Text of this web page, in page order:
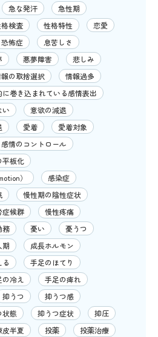
急な発汗
急性期
検査 性格特性
恋愛
恐怖症
息苦しさ
悪夢障害
悲しみ
の取捨選択
情報過多
に巻き込まれている感情表出
い
意欲の減退
愛着
愛着対象
感情のコントロール
平板化
）
感染症
慢性期の陰性症状
症候群
慢性疼痛
務 憂い
憂うつ
期
成長ホルモン
手足のほてり
冷え
手足の痺れ
抑うつ
抑うつ感
状態 抑うつ症状
抑圧
皮半夏 投薬
投薬治療